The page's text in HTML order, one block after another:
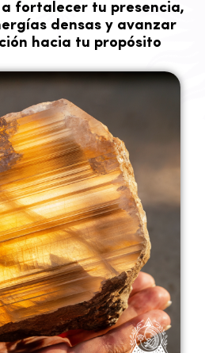
fortalecer tu presencia,
densas y avanzar
hacia tu propósito